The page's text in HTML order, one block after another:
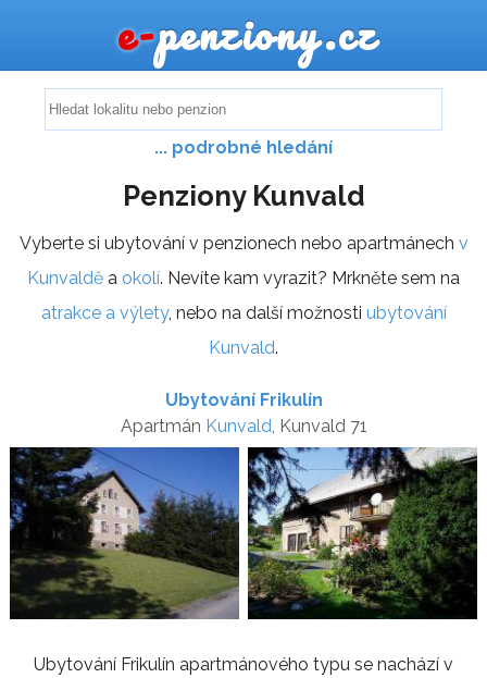
e-penziony.cz
... podrobné hledání
Penziony Kunvald
Vyberte si ubytování v penzionech nebo apartmánech v
Kunvaldě a okolí. Nevíte kam vyrazit? Mrkněte sem na
atrakce a výlety, nebo na další možnosti ubytování
Kunvald.
Ubytování Frikulín
Apartmán Kunvald , Kunvald 71
Ubytování Frikulín apartmánového typu se nachází v